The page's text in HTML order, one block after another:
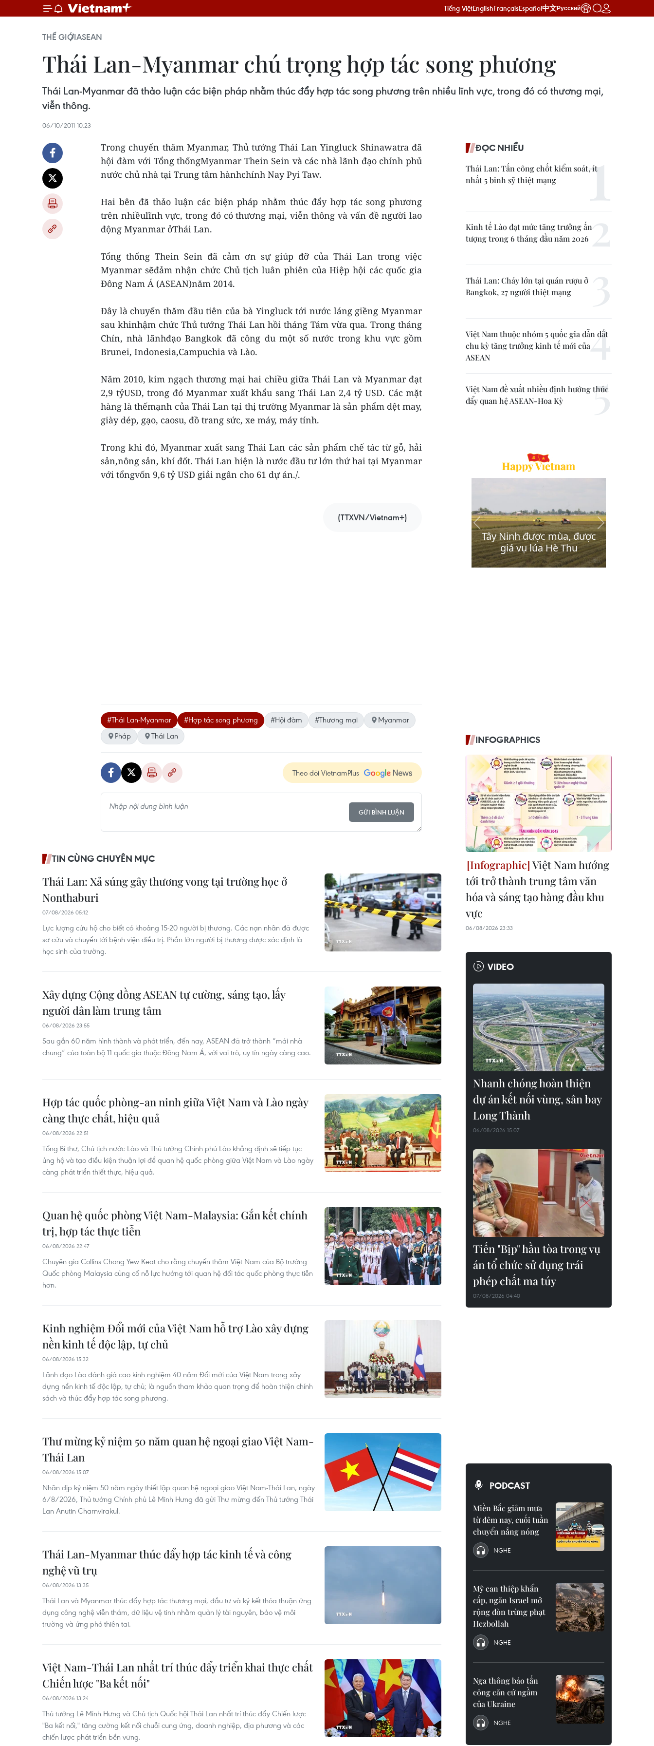
Tiếng ViệtEnglishFrançaisEspañol中文Русский
THẾ GIỚIASEAN
Thái Lan-Myanmar chú trọng hợp tác song phương
Thái Lan-Myanmar đã thảo luận các biện pháp nhằm thúc đẩy hợp tác song phương trên nhiều lĩnh vực, trong đó có thương mại,
viễn thông.
06/10/2011 10:23
Trong chuyến thăm Myanmar, Thủ tướng Thái Lan Yingluck Shinawatra đã
hội đàm với Tổng thốngMyanmar Thein Sein và các nhà lãnh đạo chính phủ
nước chủ nhà tại Trung tâm hànhchính Nay Pyi Taw.
Hai bên đã thảo luận các biện pháp nhằm thúc đẩy hợp tác song phương
trên nhiềulĩnh vực, trong đó có thương mại, viễn thông và vấn đề người lao
động Myanmar ởThái Lan.
Tổng thống Thein Sein đã cảm ơn sự giúp đỡ của Thái Lan trong việc
Myanmar sẽđảm nhận chức Chủ tịch luân phiên của Hiệp hội các quốc gia
Đông Nam Á (ASEAN)năm 2014.
Đây là chuyến thăm đầu tiên của bà Yingluck tới nước láng giềng Myanmar
sau khinhậm chức Thủ tướng Thái Lan hồi tháng Tám vừa qua. Trong tháng
Chín, nhà lãnhđạo Bangkok đã công du một số nước trong khu vực gồm
Brunei, Indonesia,Campuchia và Lào.
Năm 2010, kim ngạch thương mại hai chiều giữa Thái Lan và Myanmar đạt
2,9 tỷUSD, trong đó Myanmar xuất khẩu sang Thái Lan 2,4 tỷ USD. Các mặt
hàng là thếmạnh của Thái Lan tại thị trường Myanmar là sản phẩm dệt may,
giày dép, gạo, caosu, đồ trang sức, xe máy, máy tính.
Trong khi đó, Myanmar xuất sang Thái Lan các sản phẩm chế tác từ gỗ, hải
sản,nông sản, khí đốt. Thái Lan hiện là nước đầu tư lớn thứ hai tại Myanmar
với tổngvốn 9,6 tỷ USD giải ngân cho 61 dự án./.
(TTXVN/Vietnam+)
#Thái Lan-Myanmar #Hợp tác song phương #Hội đàm #Thương mại
Myanmar
Pháp
Thái Lan
Theo dõi VietnamPlus
GỬI BÌNH LUẬN
TIN CÙNG CHUYÊN MỤC
Thái Lan: Xả súng gây thương vong tại trường học ở
Nonthaburi
07/08/2026 05:12
Lực lượng cứu hộ cho biết có khoảng 15-20 người bị thương. Các nạn nhân đã được
sơ cứu và chuyển tới bệnh viện điều trị. Phần lớn người bị thương được xác định là
học sinh của trường.
Xây dựng Cộng đồng ASEAN tự cường, sáng tạo, lấy
người dân làm trung tâm
06/08/2026 23:55
Sau gần 60 năm hình thành và phát triển, đến nay, ASEAN đã trở thành “mái nhà
chung” của toàn bộ 11 quốc gia thuộc Đông Nam Á, với vai trò, uy tín ngày càng cao.
Hợp tác quốc phòng-an ninh giữa Việt Nam và Lào ngày
càng thực chất, hiệu quả
06/08/2026 22:51
Tổng Bí thư, Chủ tịch nước Lào và Thủ tướng Chính phủ Lào khẳng định sẽ tiếp tục
ủng hộ và tạo điều kiện thuận lợi để quan hệ quốc phòng giữa Việt Nam và Lào ngày
càng phát triển thiết thực, hiệu quả.
Quan hệ quốc phòng Việt Nam-Malaysia: Gắn kết chính
trị, hợp tác thực tiễn
06/08/2026 22:47
Chuyên gia Collins Chong Yew Keat cho rằng chuyến thăm Việt Nam của Bộ trưởng
Quốc phòng Malaysia củng cố nỗ lực hướng tới quan hệ đối tác quốc phòng thực tiễn
hơn.
Kinh nghiệm Đổi mới của Việt Nam hỗ trợ Lào xây dựng
nền kinh tế độc lập, tự chủ
06/08/2026 15:32
Lãnh đạo Lào đánh giá cao kinh nghiệm 40 năm Đổi mới của Việt Nam trong xây
dựng nền kinh tế độc lập, tự chủ; là nguồn tham khảo quan trọng để hoàn thiện chính
sách và thúc đẩy hợp tác song phương.
Thư mừng kỷ niệm 50 năm quan hệ ngoại giao Việt Nam-
Thái Lan
06/08/2026 15:07
Nhân dịp kỷ niệm 50 năm ngày thiết lập quan hệ ngoại giao Việt Nam-Thái Lan, ngày
6/8/2026, Thủ tướng Chính phủ Lê Minh Hưng đã gửi Thư mừng đến Thủ tướng Thái
Lan Anutin Charnvirakul.
Thái Lan-Myanmar thúc đẩy hợp tác kinh tế và công
nghệ vũ trụ
06/08/2026 13:35
Thái Lan và Myanmar thúc đẩy hợp tác thương mại, đầu tư và ký kết thỏa thuận ứng
dụng công nghệ viễn thám, dữ liệu vệ tinh nhằm quản lý tài nguyên, bảo vệ môi
trường và ứng phó thiên tai.
Việt Nam-Thái Lan nhất trí thúc đẩy triển khai thực chất
Chiến lược "Ba kết nối"
06/08/2026 13:24
Thủ tướng Lê Minh Hưng và Chủ tịch Quốc hội Thái Lan nhất trí thúc đẩy Chiến lược
"Ba kết nối," tăng cường kết nối chuỗi cung ứng, doanh nghiệp, địa phương và các
chiến lược phát triển bền vững.
ĐỌC NHIỀU
Thái Lan: Tấn công chốt kiểm soát, ít
nhất 5 binh sỹ thiệt mạng
Kinh tế Lào đạt mức tăng trưởng ấn
tượng trong 6 tháng đầu năm 2026
Thái Lan: Cháy lớn tại quán rượu ở
Bangkok, 27 người thiệt mạng
Việt Nam thuộc nhóm 5 quốc gia dẫn dắt
chu kỳ tăng trưởng kinh tế mới của
ASEAN
Việt Nam đề xuất nhiều định hướng thúc
đẩy quan hệ ASEAN-Hoa Kỳ
INFOGRAPHICS
Việt Nam hướng
tới trở thành trung tâm văn
hóa và sáng tạo hàng đầu khu
vực
06/08/2026 23:33
VIDEO
Nhanh chóng hoàn thiện
dự án kết nối vùng, sân bay
Long Thành
06/08/2026 15:07
Tiến "Bịp" hầu tòa trong vụ
án tổ chức sử dụng trái
phép chất ma túy
07/08/2026 04:40
PODCAST
Miền Bắc giảm mưa
từ đêm nay, cuối tuần
chuyển nắng nóng
NGHE
Mỹ can thiệp khẩn
cấp, ngăn Israel mở
rộng đòn trừng phạt
Hezbollah
NGHE
Nga thông báo tấn
công căn cứ ngầm
của Ukraine
NGHE